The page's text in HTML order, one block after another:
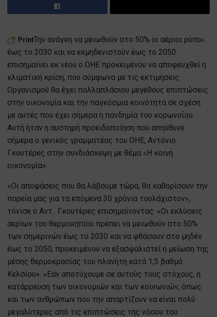
PrintΤην ανάγκη να μειωθούν στο 50% οι αέριοι ρύποι
έως το 2030 και να εκμηδενιστούν έως το 2050
επισημαίνει εκ νέου ο ΟΗΕ προκειμένου να αποφευχθεί η
κλιματική κρίση, που σύμφωνα με τις εκτιμήσεις
Οργανισμού θα έχει πολλαπλάσιου μεγέθους επιπτώσεις
στην οικονομία και την παγκόσμια κοινότητα σε σχέση
με αυτές που έχει σήμερα η πανδημία του κορωνοΐου.
Αυτή ήταν η αυστηρή προειδοποίηση που απηύθυνε
σήμερα ο γενικός γραμματέας του ΟΗΕ, Αντόνιο
Γκουτέρες στην συνδιάσκεψη με θέμα «Η κοινή
οικονομία».
«Οι αποφάσεις που θα λάβουμε τώρα, θα καθορίσουν την
πορεία μας για τα επόμενα 30 χρόνια τουλάχιστον»,
τόνισε ο Αντ. Γκουτέρες επισημαίνοντας: «Οι εκλύσεις
αερίων του θερμοκηπίου πρέπει να μειωθούν στο 50%
των σημερινών έως το 2030 και να φθάσουν στο μηδέν
έως το 2050, προκειμένου να εξασφαλιστεί η μείωση της
μέσης θερμοκρασίας του πλανήτη κατά 1,5 βαθμό
Κελσίου». «Εάν αποτύχουμε σε αυτούς τους στόχους, η
κατάρρευση των οικονομιών και των κοινωνιών, όπως
και των ανθρώπων που την απαρτίζουν να είναι πολύ
μεγαλύτερες από τις επιπτώσεις της νόσου του